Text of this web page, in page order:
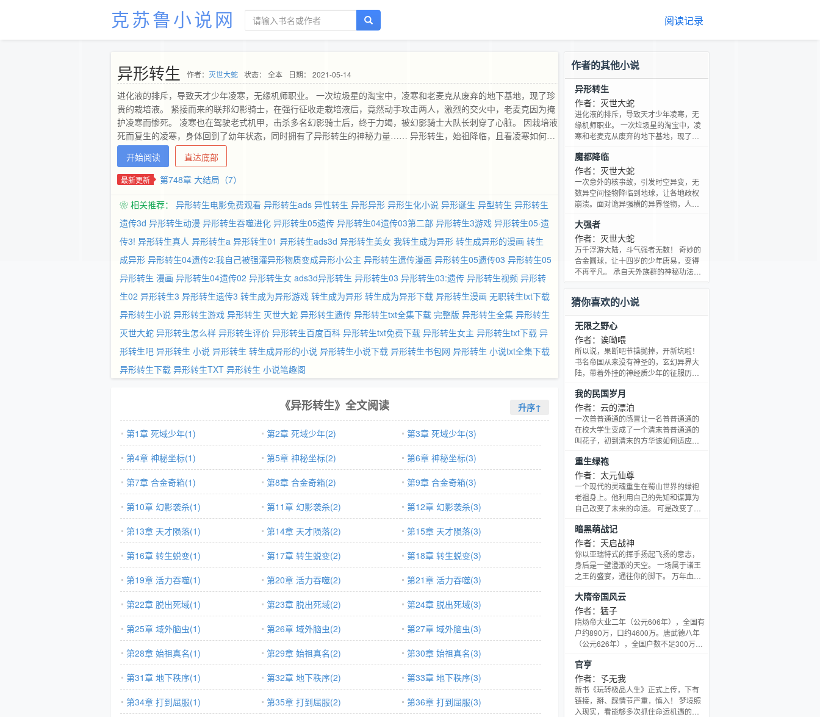
克苏鲁小说网 阅读记录
异形转生 作者： 灭世大蛇 状态： 全本 日期： 2021-05-14
进化液的排斥，导致天才少年凌寒，无缘机师职业。 一次垃圾星的淘宝中，凌寒和老麦克从废弃的地下基地，现了珍
贵的栽培液。 紧接而来的联邦幻影骑士，在强行征收走栽培液后，竟然动手攻击两人，激烈的交火中，老麦克因为掩
护凌寒而惨死。 凌寒也在驾驶老式机甲，击杀多名幻影骑士后，终于力竭，被幻影骑士大队长刺穿了心脏。 因栽培液
死而复生的凌寒，身体回到了幼年状态，同时拥有了异形转生的神秘力量…… 异形转生，始祖降临，且看凌寒如何制
霸星空，叱咤众祖！ ps：已完成百万字全本《魔都降临》，纵横书号3823，买断作品，信誉保证～
开始阅读 直达底部
最新更新 第748章 大结局（7）
❀ 相关推荐： 异形转生电影免费观看 异形转生ads 异性转生 异形异形 异形生化小说 异形诞生 异型转生 异形转生
遗传3d 异形转生动漫 异形转生吞噬进化 异形转生05遗传 异形转生04遗传03第二部 异形转生3游戏 异形转生05·遗
传3! 异形转生真人 异形转生a 异形转生01 异形转生ads3d 异形转生美女 我转生成为异形 转生成异形的漫画 转生
成异形 异形转生04遗传2:我自己被强灌异形物质变成异形小公主 异形转生遗传漫画 异形转生05遗传03 异形转生05
异形转生 漫画 异形转生04遗传02 异形转生女 ads3d异形转生 异形转生03 异形转生03:遗传 异形转生视频 异形转
生02 异形转生3 异形转生遗传3 转生成为异形游戏 转生成为异形 转生成为异形下载 异形转生漫画 无职转生txt下载
异形转生小说 异形转生游戏 异形转生 灭世大蛇 异形转生遗传 异形转生txt全集下载 完整版 异形转生全集 异形转生
灭世大蛇 异形转生怎么样 异形转生评价 异形转生百度百科 异形转生txt免费下载 异形转生女主 异形转生txt下载 异
形转生吧 异形转生 小说 异形转生 转生成异形的小说 异形转生小说下载 异形转生书包网 异形转生 小说txt全集下载
异形转生下载 异形转生TXT 异形转生 小说笔趣阁
《异形转生》全文阅读 升序↑
第1章 死域少年(1) 第2章 死域少年(2)
第3章 死域少年(3)
第4章 神秘坐标(1)
第5章 神秘坐标(2)
第6章 神秘坐标(3)
第7章 合金奇箱(1)
第8章 合金奇箱(2)
第9章 合金奇箱(3)
第10章 幻影袭杀(1)
第11章 幻影袭杀(2)
第12章 幻影袭杀(3)
第13章 天才陨落(1)
第14章 天才陨落(2)
第15章 天才陨落(3)
第16章 转生蜕变(1)
第17章 转生蜕变(2)
第18章 转生蜕变(3)
第19章 活力吞噬(1)
第20章 活力吞噬(2)
第21章 活力吞噬(3)
第22章 脱出死域(1)
第23章 脱出死域(2)
第24章 脱出死域(3)
第25章 域外脑虫(1)
第26章 域外脑虫(2)
第27章 域外脑虫(3)
第28章 始祖真名(1)
第29章 始祖真名(2)
第30章 始祖真名(3)
第31章 地下秩序(1)
第32章 地下秩序(2)
第33章 地下秩序(3)
第34章 打到屈服(1)
第35章 打到屈服(2)
第36章 打到屈服(3)
作者的其他小说
异形转生
作者：灭世大蛇
进化液的排斥，导致天才少年凌寒，无
缘机师职业。 一次垃圾星的淘宝中，凌
寒和老麦克从废弃的地下基地，现了珍
士，在强行征收走栽培液后，竟然动手
攻击两人，激烈的交火中，老麦克因为
掩护凌寒而惨死。 凌寒也在驾驶老式机
甲，击杀多名幻影骑士后，终于力竭，
被幻影骑士大队长刺穿了心脏。 因栽培
态，同时拥有了异形转生的神秘力
量…… 异形转生，始祖降
魔都降临
作者：灭世大蛇
一次意外的核事故，引发时空异变，无
数异空间怪物降临到地球，让各地政权
崩溃。面对诡异强横的异界怪物，人类
中，也有部分人受到宇宙射线辐射，被
唤起了特殊能力。这部分人数量稀少，
能力也希奇古怪，配合着常规军队，终
于挡住了怪物入侵的步伐。不久，通过
对怪物尸体的解剖，以及异变者的配合
外。围绕着巨大的结界城，人类
大强者
作者：灭世大蛇
万千浮游大陆，斗气强者无数！ 奇妙的
合金圆球，让十四岁的少年唐易，变得
不再平凡。 承自天外族群的神秘功法，
达到的境界，唐易只需要大吃特吃，便
能赶上，并且超越！ 有着传承千年、万
年的宗门、家族大背景的妖孽天才，一
个个成为唐易行走天下的踏脚石。 什么
灵谷、灵草、灵矿、星核、大陆……在
唐易眼中统统都是吃食。 在这霹雳大世
界中，想要成为那
猜你喜欢的小说
无限之野心
作者：诶呦喂
所以说，果断吧节操抛掉，开新坑啦！
书名帝国从来没有神圣的，玄幻异界大
陆，带着外挂的神经质少年的征服历
我的民国岁月
作者：云的漂泊
一次普普通通的感冒让一名普普通通的
在校大学生变成了一个清末普普通通的
叫花子，初到清末的方华该如何适应这
未来？一无所有、身无长物的方华仅能
凭借着对历史不太准确的把握，一点点
的创造出一个属于自己的未来，且看方
华的民国岁月，感受其中的辛酸苦泪、
失望彷徨，以及从中获得的真挚友谊、
中。
重生绿袍
作者：太元仙尊
一个现代的灵魂重生在蜀山世界的绿袍
老祖身上。他利用自己的先知和谋算为
自己改变了未来的命运。 可是改变了命
片迷茫的命运之中，他又该如何走下去
呢。都说历史是不可更改的，扭转历史
的人必会被历史的车轮碾压粉碎。新生
的绿袍能否彻底避免自己陨落的命运
呢？ 且看一个现代人如何在蜀山世界中
暗黑萌战记
作者：天启战神
你以亚瑞特式的挥手扬起飞扬的意志，
身后是一壁澄澈的天空。 一场属于诸王
之王的盛宴，通往你的脚下。 万年血色
月、地狱、魔神的咆哮。你生在此时，
伟大的力量，神秘的血统，正在悄悄地
形成与完整，多么华丽而辉煌。一个不
朽之后的传奇，在内法兰的荣耀之下，
以凌驾一切的姿态，张开了雄性的、征
苏苏而落。 金色的宫殿因寂寞的逃离而
愈显辉煌。 传奇会很
大隋帝国风云
作者：猛子
隋炀帝大业二年（公元606年），全国有
户约890万，口约4600万。唐武德八年
（公元626年），全国户数不足300万，
（以河北、河南和山东三地郡县为准）
还不到70万，约为隋大业初年此三地所
统计户数470万的七分之一。自大业七年
（公元611年）山东人王薄聚众起义高举
反隋大旗开始，到武德末年李唐大军平
官亨
作者：孓无我
新书《玩转极品人生》正式上传，下有
链接，掰、踩情节严重，慎入！ 梦境照
入现实，看能够多次抓住命运机遇的穆